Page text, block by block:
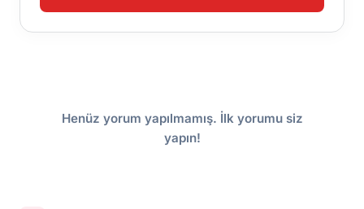
Henüz yorum yapılmamış. İlk yorumu siz
yapın!